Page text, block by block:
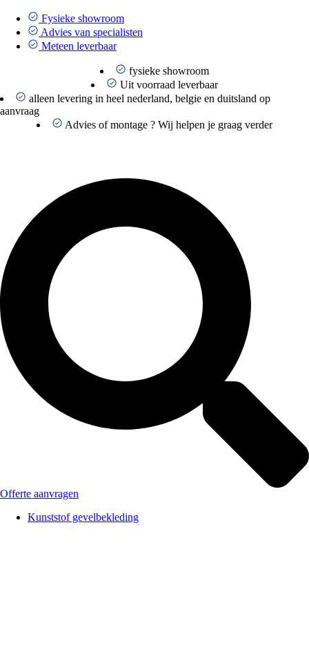
naar
inhoud
Fysieke showroom
Advies van specialisten
Meteen leverbaar
fysieke showroom
Uit voorraad leverbaar
alleen levering in heel nederland, belgie en duitsland op
aanvraag
Advies of montage ? Wij helpen je graag verder
Offerte aanvragen
Kunststof gevelbekleding